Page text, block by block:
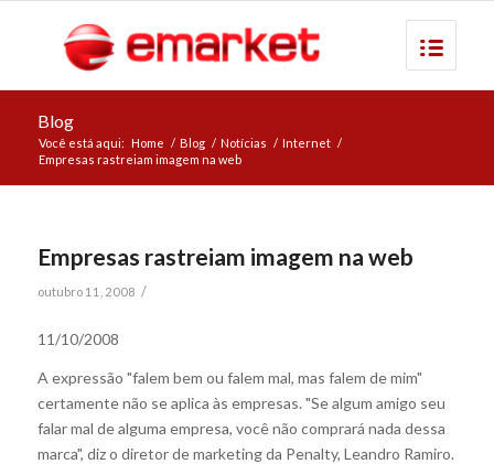
Blog
Você está aqui: Home / Blog / Notícias / Internet /
Empresas rastreiam imagem na web
Empresas rastreiam imagem na web
outubro 11, 2008 /
11/10/2008
A expressão "falem bem ou falem mal, mas falem de mim"
certamente não se aplica às empresas. "Se algum amigo seu
falar mal de alguma empresa, você não comprará nada dessa
marca", diz o diretor de marketing da Penalty, Leandro Ramiro.